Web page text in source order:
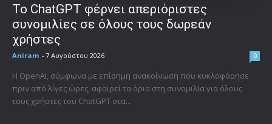
Το ChatGPT φέρνει απεριόριστες
συνομιλίες σε όλους τους δωρεάν
χρήστες
Aniram - 7 Αυγούστου 2026 0
Η OpenAI, σύμφωνα με επίσημη ανακοίνωση που κυκλοφόρησε
πριν από λίγες ώρες, αφαιρεί τα όρια στη συνομιλία για όλους
τους χρήστες του ChatGPT στα...